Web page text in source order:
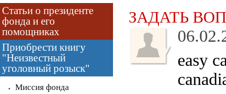
Статьи о президенте
фонда и его
помощниках
Приобрести книгу
"Неизвестный
уголовный розыск"
Миссия фонда
ЗАДАТЬ
easy